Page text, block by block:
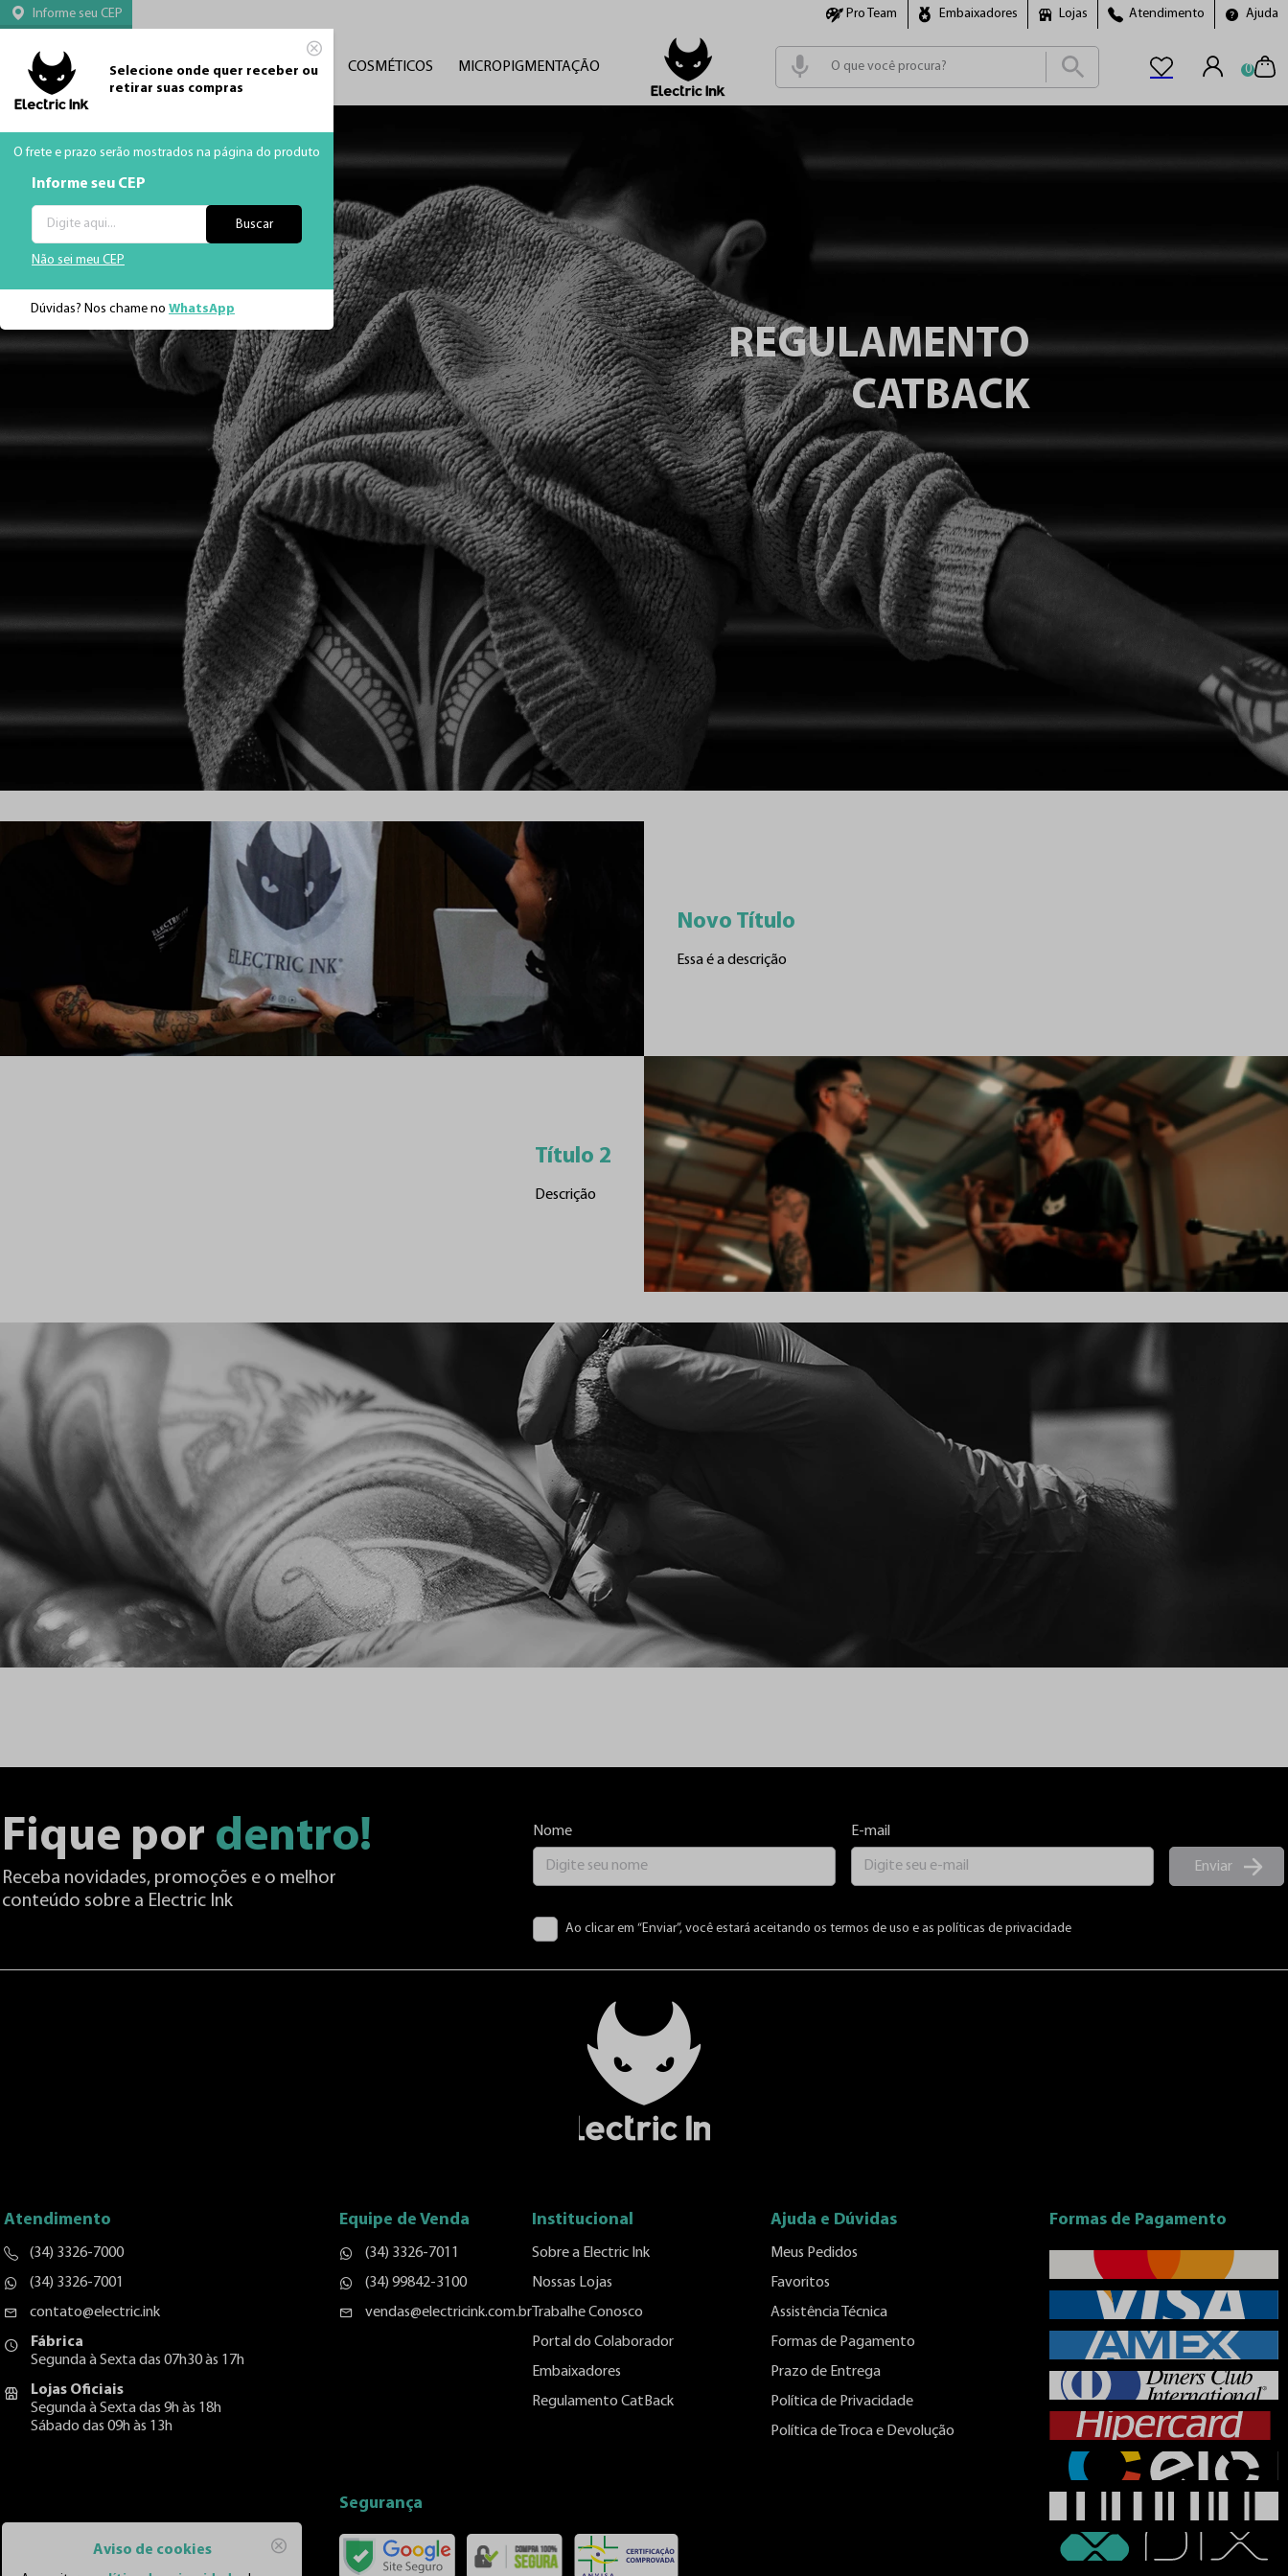
Aviso de cookies
Informe seu CEP
Selecione onde quer receber ou
retirar suas compras
O frete e prazo serão mostrados na página do produto
Informe seu CEP
Buscar
Não sei meu CEP
Dúvidas? Nos chame no WhatsApp
Pro Team Embaixadores Lojas Atendimento Ajuda
CATEGORIAS TATUAGEM MÁQUINAS COSMÉTICOS MICROPIGMENTAÇÃO 0
REGULAMENTO
CATBACK
Novo Título
Essa é a descrição
Título 2
Descrição
Fique por dentro!
Receba novidades, promoções e o melhor
conteúdo sobre a Electric Ink
Nome E-mail
Enviar
Ao clicar em “Enviar”, você estará aceitando os termos de uso e as políticas de privacidade
Atendimento
(34) 3326-7000
(34) 3326-7001
contato@electric.ink
Fábrica
Segunda à Sexta das 07h30 às 17h
Lojas Oficiais
Segunda à Sexta das 9h às 18h
Sábado das 09h às 13h
Equipe de Venda
(34) 3326-7011
(34) 99842-3100
vendas@electricink.com.br
Institucional
Sobre a Electric Ink
Nossas Lojas
Trabalhe Conosco
Portal do Colaborador
Embaixadores
Regulamento CatBack
Segurança
Ajuda e Dúvidas
Meus Pedidos
Favoritos
Assistência Técnica
Formas de Pagamento
Prazo de Entrega
Política de Privacidade
Política de Troca e Devolução
Formas de Pagamento